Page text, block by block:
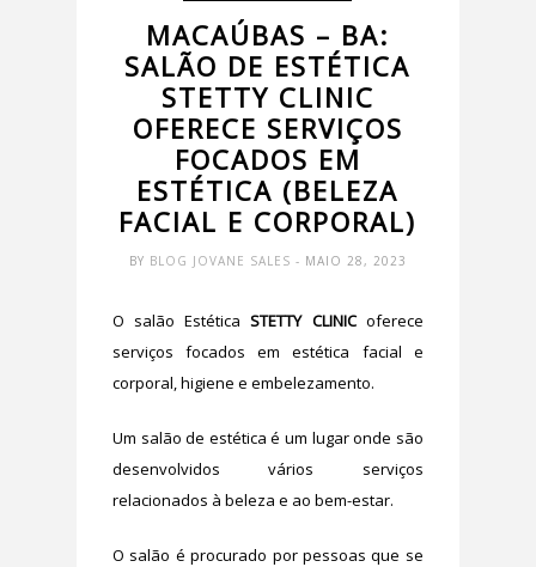
MACAÚBAS – BA:
SALÃO DE ESTÉTICA
STETTY CLINIC
OFERECE SERVIÇOS
FOCADOS EM
ESTÉTICA (BELEZA
FACIAL E CORPORAL)
BY BLOG JOVANE SALES - MAIO 28, 2023
O salão EstéticaSTETTY CLINICoferece
serviços focados em estética facial e
corporal, higiene e embelezamento.
Um salão de estética é um lugar onde são
desenvolvidos vários serviços
relacionados à beleza e ao bem-estar.
O salão é procurado por pessoas que se